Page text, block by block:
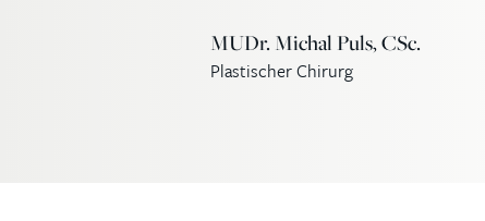
MUDr. Michal Puls, CSc.
Plastischer Chirurg